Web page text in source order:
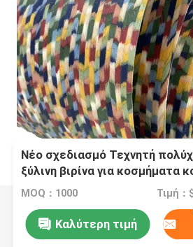
Νέο σχεδιασμό Τεχνητή
ξύλινη βιρίνα για κοσμήματα
αυτοκινήτου διακόσμηση
MOQ：1000
Καλύτερη τιμή